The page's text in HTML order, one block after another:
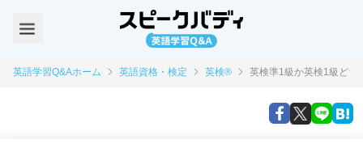
英語学習Q&Aホーム 英語資格・検定 英検® 英検準1級か英検1級どち